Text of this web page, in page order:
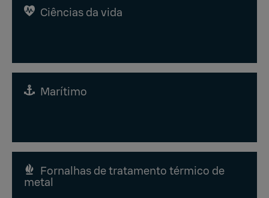
Ciências da vida
Marítimo
Fornalhas de tratamento térmico de
metal